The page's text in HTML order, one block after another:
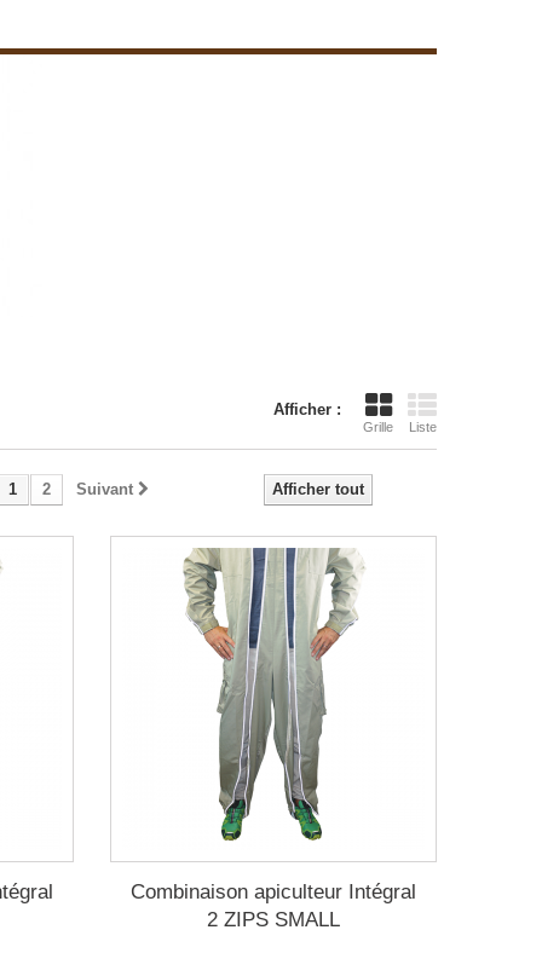
Afficher :
Grille Liste
Afficher tout
1 2 Suivant
Combinaison apiculteur Intégral
2 ZIPS SMALL